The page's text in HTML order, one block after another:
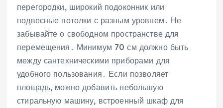
перегородки, широкий подоконник или
подвесные потолки с разным уровнем․ Не
забывайте о свободном пространстве для
перемещения․ Минимум 70 см должно быть
между сантехническими приборами для
удобного пользования․ Если позволяет
площадь, можно добавить небольшую
стиральную машину, встроенный шкаф для